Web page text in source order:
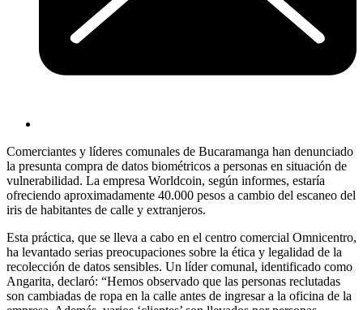
Comerciantes y líderes comunales de Bucaramanga han denunciado
la presunta compra de datos biométricos a personas en situación de
vulnerabilidad. La empresa Worldcoin, según informes, estaría
ofreciendo aproximadamente 40.000 pesos a cambio del escaneo del
iris de habitantes de calle y extranjeros.
Esta práctica, que se lleva a cabo en el centro comercial Omnicentro,
ha levantado serias preocupaciones sobre la ética y legalidad de la
recolección de datos sensibles. Un líder comunal, identificado como
Angarita, declaró: “Hemos observado que las personas reclutadas
son cambiadas de ropa en la calle antes de ingresar a la oficina de la